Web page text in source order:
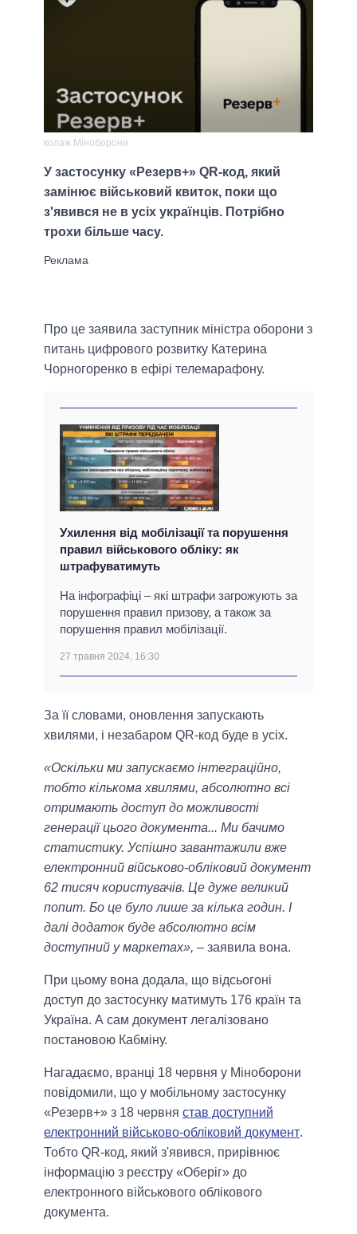
колаж Міноборони
У застосунку «Резерв+» QR-код, який
замінює військовий квиток, поки що
з'явився не в усіх українців. Потрібно
трохи більше часу.
Про це заявила заступник міністра оборони з
питань цифрового розвитку Катерина
Чорногоренко в ефірі телемарафону.
Ухилення від мобілізації та порушення
правил військового обліку: як
штрафуватимуть
На інфографіці – які штрафи загрожують за
порушення правил призову, а також за
порушення правил мобілізації.
27 травня 2024, 16:30
За її словами, оновлення запускають
хвилями, і незабаром QR-код буде в усіх.
«Оскільки ми запускаємо інтеграційно,
тобто кількома хвилями, абсолютно всі
отримають доступ до можливості
генерації цього документа... Ми бачимо
статистику. Успішно завантажили вже
електронний військово-обліковий документ
62 тисяч користувачів. Це дуже великий
попит. Бо це було лише за кілька годин. І
далі додаток буде абсолютно всім
доступний у маркетах», – заявила вона.
При цьому вона додала, що відсьогоні
доступ до застосунку матимуть 176 країн та
Україна. А сам документ легалізовано
постановою Кабміну.
Нагадаємо, вранці 18 червня у Міноборони
повідомили, що у мобільному застосунку
«Резерв+» з 18 червня став доступний
електронний військово-обліковий документ.
Тобто QR-код, який з'явився, прирівнює
інформацію з реєстру «Оберіг» до
електронного військового облікового
документа.